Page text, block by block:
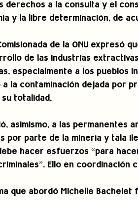
derechos a la consulta y el
y la libre determinación, de
de la ONU expresó
de las industrias
especialmente a los pueblos
a la contaminación dejada por
totalidad.
asimismo, a las permanentes
por parte de la minería y tala
hacer esfuerzos “para
Ello en coordinación
que abordó Michelle